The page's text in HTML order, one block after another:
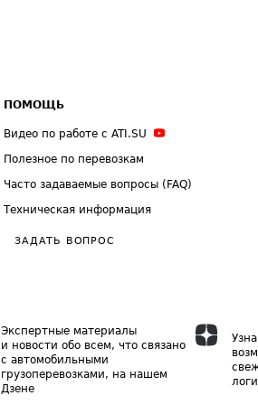
ПОМОЩЬ
Видео по работе с ATI.SU
Полезное по перевозкам
Часто задаваемые вопросы (FAQ)
Техническая информация
ЗАДАТЬ ВОПРОС
Экспертные материалы
и новости обо всем, что связано
с автомобильными
грузоперевозками, на нашем
Дзене